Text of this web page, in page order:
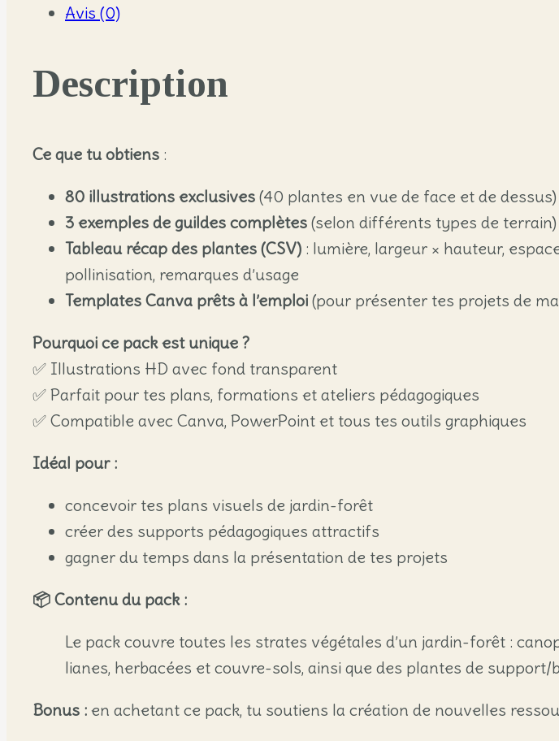
40
80
template
Canva
Avis (0)
Description
Ce que tu obtiens :
80 illustrations exclusives (40 plantes en vue de face et de dessus)
3 exemples de guildes complètes (selon différents types de terrain)
Tableau récap des plantes (CSV) : lumière, largeur × hauteur,
pollinisation, remarques d’usage
Templates Canva prêts à l’emploi (pour présenter tes projets de
Pourquoi ce pack est unique ?
✅ Illustrations HD avec fond transparent
✅ Parfait pour tes plans, formations et ateliers pédagogiques
✅ Compatible avec Canva, PowerPoint et tous tes outils graphiques
Idéal pour :
concevoir tes plans visuels de jardin-forêt
créer des supports pédagogiques attractifs
gagner du temps dans la présentation de tes projets
📦 Contenu du pack :
Le pack couvre toutes les strates végétales d’un jardin-forêt :
lianes, herbacées et couvre-sols, ainsi que des plantes de
Bonus : en achetant ce pack, tu soutiens la création de nouvelles